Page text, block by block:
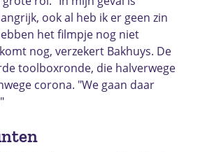
ook al heb ik er geen zin
het filmpje nog niet
nog, verzekert Bakhuys. De
toolboxronde, die halverwege
corona. "We gaan daar